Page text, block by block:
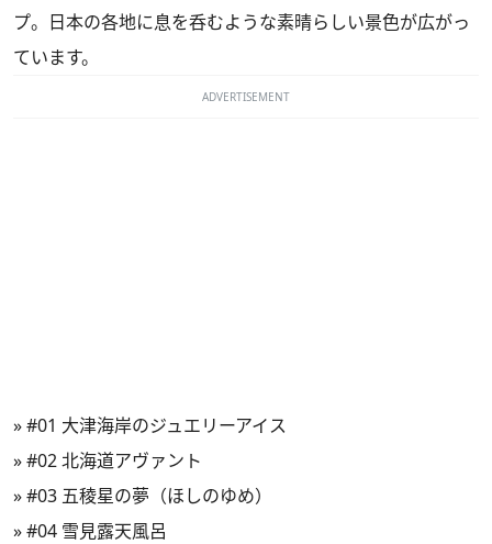
プ。日本の各地に息を呑むような素晴らしい景色が広がっ
ています。
ADVERTISEMENT
»#01 大津海岸のジュエリーアイス
»#02 北海道アヴァント
»#03 五稜星の夢（ほしのゆめ）
»#04 雪見露天風呂